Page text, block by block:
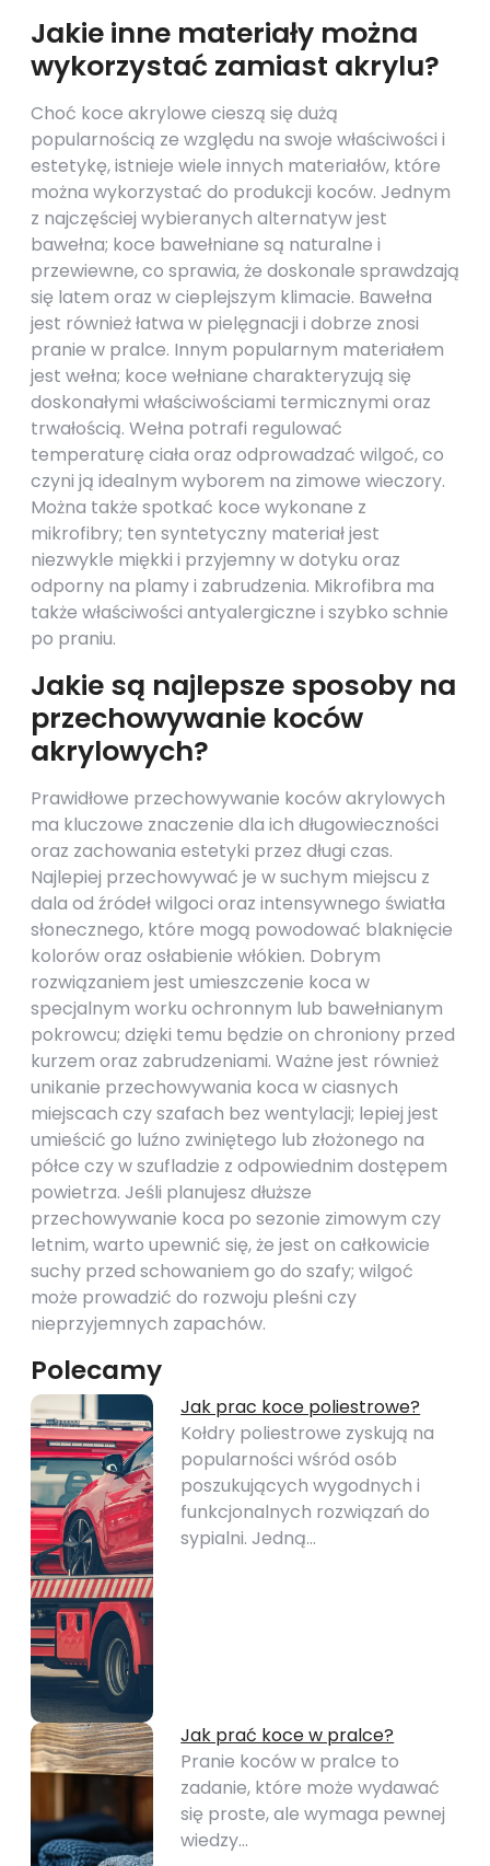
Jakie inne materiały można
wykorzystać zamiast akrylu?
Choć koce akrylowe cieszą się dużą
popularnością ze względu na swoje właściwości i
estetykę, istnieje wiele innych materiałów, które
można wykorzystać do produkcji koców. Jednym
z najczęściej wybieranych alternatyw jest
bawełna; koce bawełniane są naturalne i
przewiewne, co sprawia, że doskonale sprawdzają
się latem oraz w cieplejszym klimacie. Bawełna
jest również łatwa w pielęgnacji i dobrze znosi
pranie w pralce. Innym popularnym materiałem
jest wełna; koce wełniane charakteryzują się
doskonałymi właściwościami termicznymi oraz
trwałością. Wełna potrafi regulować
temperaturę ciała oraz odprowadzać wilgoć, co
czyni ją idealnym wyborem na zimowe wieczory.
Można także spotkać koce wykonane z
mikrofibry; ten syntetyczny materiał jest
niezwykle miękki i przyjemny w dotyku oraz
odporny na plamy i zabrudzenia. Mikrofibra ma
także właściwości antyalergiczne i szybko schnie
po praniu.
Jakie są najlepsze sposoby na
przechowywanie koców
akrylowych?
Prawidłowe przechowywanie koców akrylowych
ma kluczowe znaczenie dla ich długowieczności
oraz zachowania estetyki przez długi czas.
Najlepiej przechowywać je w suchym miejscu z
dala od źródeł wilgoci oraz intensywnego światła
słonecznego, które mogą powodować blaknięcie
kolorów oraz osłabienie włókien. Dobrym
rozwiązaniem jest umieszczenie koca w
specjalnym worku ochronnym lub bawełnianym
pokrowcu; dzięki temu będzie on chroniony przed
kurzem oraz zabrudzeniami. Ważne jest również
unikanie przechowywania koca w ciasnych
miejscach czy szafach bez wentylacji; lepiej jest
umieścić go luźno zwiniętego lub złożonego na
półce czy w szufladzie z odpowiednim dostępem
powietrza. Jeśli planujesz dłuższe
przechowywanie koca po sezonie zimowym czy
letnim, warto upewnić się, że jest on całkowicie
suchy przed schowaniem go do szafy; wilgoć
może prowadzić do rozwoju pleśni czy
nieprzyjemnych zapachów.
Polecamy
Jak prac koce poliestrowe?
Kołdry poliestrowe zyskują na
popularności wśród osób
poszukujących wygodnych i
funkcjonalnych rozwiązań do
sypialni. Jedną…
Jak prać koce w pralce?
Pranie koców w pralce to
zadanie, które może wydawać
się proste, ale wymaga pewnej
wiedzy…